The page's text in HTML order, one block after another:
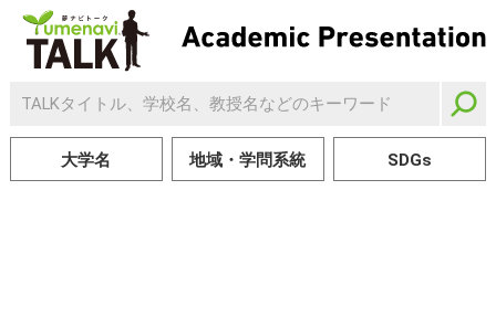
大学名 地域・学問系統 SDGs